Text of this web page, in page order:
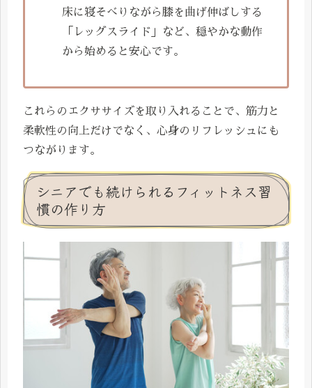
床に寝そべりながら膝を曲げ伸ばしする
「レッグスライド」など、穏やかな動作
から始めると安心です。
これらのエクササイズを取り入れることで、筋力と
柔軟性の向上だけでなく、心身のリフレッシュにも
つながります。
シニアでも続けられるフィットネス習
慣の作り方